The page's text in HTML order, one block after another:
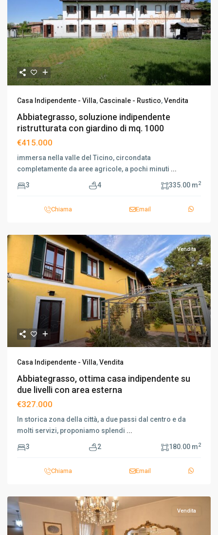
Casa Indipendente - Villa, Cascinale - Rustico,Vendita
Abbiategrasso, soluzione indipendente
ristrutturata con giardino di mq. 1000
€415.000
immersa nella valle del Ticino, circondata
completamente da aree agricole, a pochi minuti ...
3 4 335.00 m2
Chiama Email
Vendita
Casa Indipendente - Villa,Vendita
Abbiategrasso, ottima casa indipendente su
due livelli con area esterna
€327.000
In storica zona della città, a due passi dal centro e da
molti servizi, proponiamo splendi ...
3 2 180.00 m2
Chiama Email
Vendita